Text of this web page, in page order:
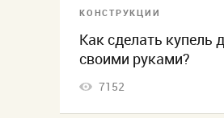
КОНСТРУКЦИИ
Как сделать купель
своими руками?
7152